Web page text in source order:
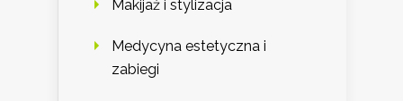
Makijaż i stylizacja
Medycyna estetyczna i
zabiegi